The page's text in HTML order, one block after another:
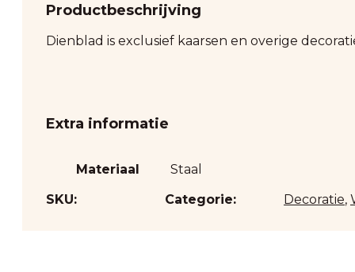
Productbeschrijving
Dienblad is exclusief kaarsen en overige
Extra informatie
Materiaal
Staal
SKU:
Categorie: Decoratie,